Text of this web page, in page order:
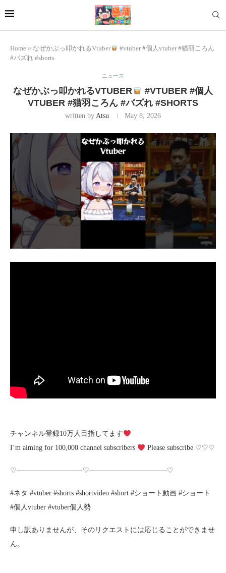
Home » なぜかぶっ叩かれるVtuber
#vtuber #個人vtuber #猫羽ころん
#バズれ #shorts
ニュース
なぜかぶっ叩かれるVTUBER
#VTUBER #個人
VTUBER #猫羽ころん #バズれ #SHORTS
written by Atsu May 8, 2026
チャンネル登録10万人目指してます
I’m aiming for 100,000 channel subscribers
Please subscribe ♡♡♡
♡—————————-♡———————————♡
#ネタ #vtuber #shorts #shortvideo #short #ショート動画 #ショート
#個人vtuber #vtuber個人勢
申し訳ありませんが、そのリクエストには応じることができませ
ん。